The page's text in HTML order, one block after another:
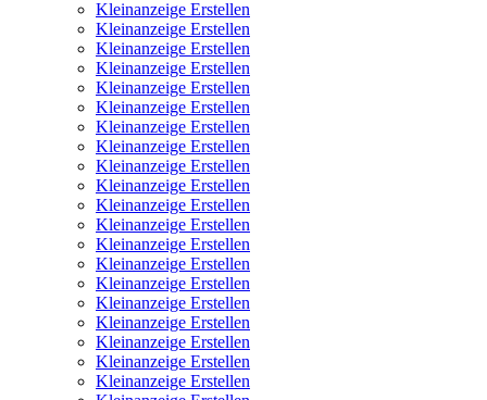
Kleinanzeige Erstellen
Kleinanzeige Erstellen
Kleinanzeige Erstellen
Kleinanzeige Erstellen
Kleinanzeige Erstellen
Kleinanzeige Erstellen
Kleinanzeige Erstellen
Kleinanzeige Erstellen
Kleinanzeige Erstellen
Kleinanzeige Erstellen
Kleinanzeige Erstellen
Kleinanzeige Erstellen
Kleinanzeige Erstellen
Kleinanzeige Erstellen
Kleinanzeige Erstellen
Kleinanzeige Erstellen
Kleinanzeige Erstellen
Kleinanzeige Erstellen
Kleinanzeige Erstellen
Kleinanzeige Erstellen